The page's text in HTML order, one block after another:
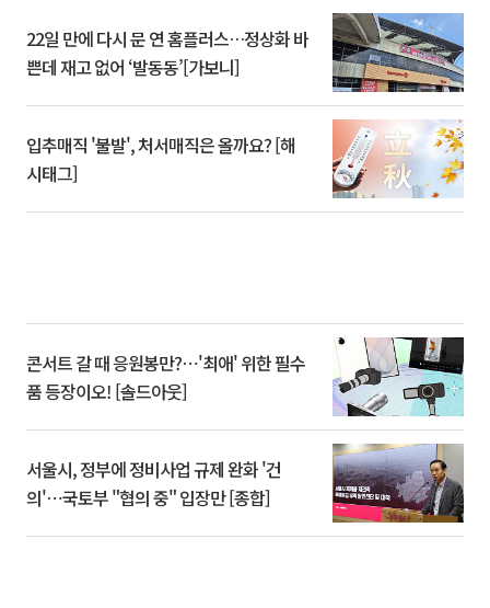
22일 만에 다시 문 연 홈플러스…정상화 바
쁜데 재고 없어 ‘발동동’[가보니]
입추매직 '불발', 처서매직은 올까요? [해
시태그]
콘서트 갈 때 응원봉만?⋯'최애' 위한 필수
품 등장이오! [솔드아웃]
서울시, 정부에 정비사업 규제 완화 '건
의'⋯국토부 "협의 중" 입장만 [종합]